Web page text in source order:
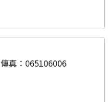
傳真：065106006